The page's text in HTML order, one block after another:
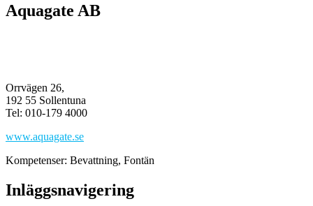
Aquagate AB
Orrvägen 26,
​​​​​​​192 55 Sollentuna
Tel: 010-179 4000​​​​​​​
www.aquagate.se
Kompetenser: Bevattning, Fontän
Inläggsnavigering